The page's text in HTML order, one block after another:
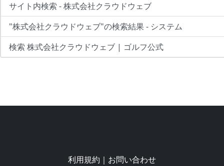
サイト内検索 - 株式会社クラウドウェブ
"株式会社クラウドウェブ"の検索結果 - システム
検索 株式会社クラウドウェブ | ゴルフ公式
利用規約 ｜ お問い合わせ